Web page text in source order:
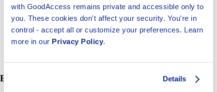
with GoodAccess remains private and accessible only to
you. These cookies don't affect your security. You're in
control - accept all or customize your preferences. Learn
more in our Privacy Policy.
Details
Endpoint detection and response (EDR)